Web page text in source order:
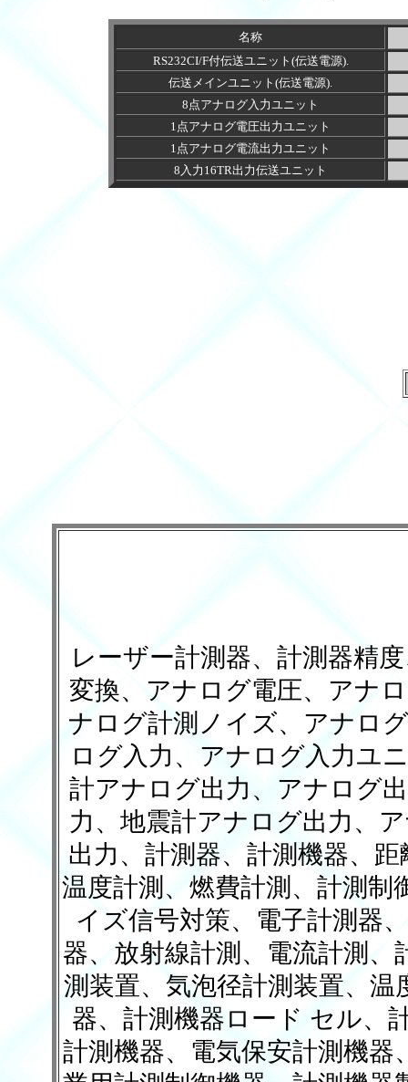
名称
RS232CI/F付伝送ユニット(伝送電源).
伝送メインユニット(伝送電源).
8点アナログ入力ユニット
1点アナログ電圧出力ユニット
1点アナログ電流出力ユニット
8入力16TR出力伝送ユニット
レーザー計測器、計測器精
変換、アナログ電圧、アナ
ナログ計測ノイズ、アナロ
ログ入力、アナログ入力ユ
計アナログ出力、アナログ
力、地震計アナログ出力、
出力、計測器、計測機器、
温度計測、燃費計測、計測
イズ信号対策、電子計測器
器、放射線計測、電流計測
測装置、気泡径計測装置、
器、計測機器ロード セル、
計測機器、電気保安計測機